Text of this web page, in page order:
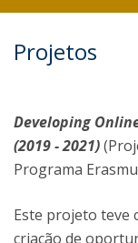
Projetos
Developing
(2019 - 2021)
Programa
Este projeto teve
criação de